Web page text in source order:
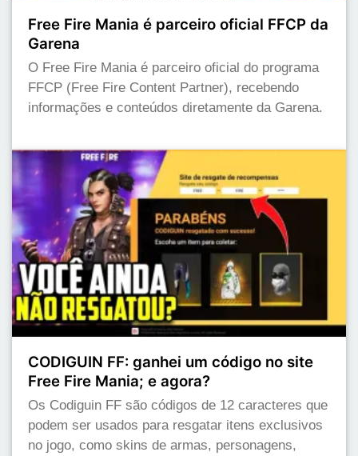
Free Fire Mania é parceiro oficial FFCP da
Garena
O Free Fire Mania é parceiro oficial do programa
FFCP (Free Fire Content Partner), recebendo
informações e conteúdos diretamente da Garena.
CODIGUIN FF: ganhei um código no site
Free Fire Mania; e agora?
Os Codiguin FF são códigos de 12 caracteres que
podem ser usados para resgatar itens exclusivos
no jogo, como skins de armas, personagens,